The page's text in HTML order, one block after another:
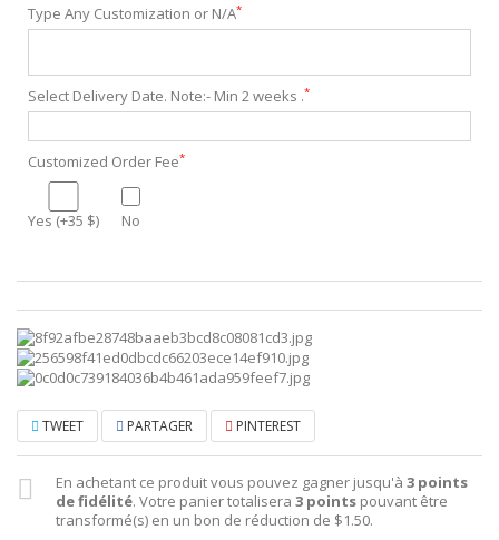
Type Any Customization or N/A*
Select Delivery Date. Note:- Min 2 weeks .*
Customized Order Fee*
Yes (+35 $) No
TWEET PARTAGER PINTEREST
En achetant ce produit vous pouvez gagner jusqu'à 3 points
de fidélité. Votre panier totalisera 3 points pouvant être
transformé(s) en un bon de réduction de $1.50.